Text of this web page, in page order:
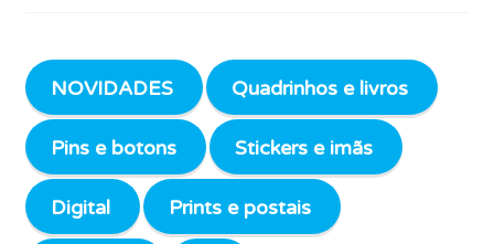
NOVIDADES Quadrinhos e livros
Pins e botons Stickers e imãs
Digital Prints e postais